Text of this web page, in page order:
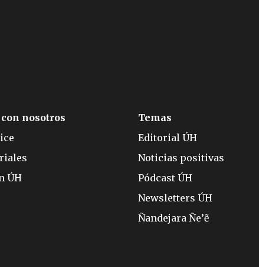
nosotros
ÚH
Temas
Editorial ÚH
Noticias positivas
Pódcast ÚH
Newsletters ÚH
Ñandejara Ñe’ẽ